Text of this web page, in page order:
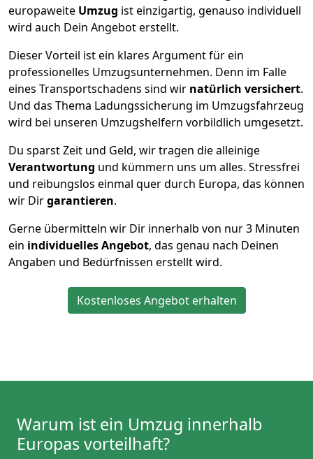
europaweite Umzug ist einzigartig, genauso individuell
wird auch Dein Angebot erstellt.
Dieser Vorteil ist ein klares Argument für ein
professionelles Umzugsunternehmen. Denn im Falle
eines Transportschadens sind wir natürlich versichert.
Und das Thema Ladungssicherung im Umzugsfahrzeug
wird bei unseren Umzugshelfern vorbildlich umgesetzt.
Du sparst Zeit und Geld, wir tragen die alleinige
Verantwortung und kümmern uns um alles. Stressfrei
und reibungslos einmal quer durch Europa, das können
wir Dirgarantieren.
Gerne übermitteln wir Dir innerhalb von nur3 Minuten
ein individuelles Angebot, das genau nach Deinen
Angaben und Bedürfnissen erstellt wird.
Kostenloses Angebot erhalten
Warum ist ein Umzug innerhalb
Europas vorteilhaft?